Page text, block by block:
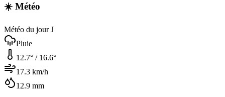
☀️ Météo
Météo du jour J
Pluie
12.7° / 16.6°
17.3 km/h
12.9 mm